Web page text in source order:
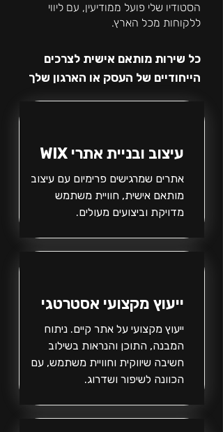
הסטודיו שלי פועל ממודיעין, עם ליווי
ללקוחות מכל הארץ.
כל שירות מותאם אישית לצרכים
הייחודיים של העסק או הארגון שלך
עיצוב ובניית אתרי WIX
אתרים שמרגישים פרימיום עם עיצוב
מותאם אישית, חוויית משתמש
מדויקת וביצועים מעולים.
ייעוץ מקצועי אסטרטגי
ייעוץ מקצועי על אתר קיים. ניתוח
המבנה, התוכן והנראות בשילוב
חשיבה שיווקית וחוויית משתמש, עם
הכוונה לשיפור ושדרוג.